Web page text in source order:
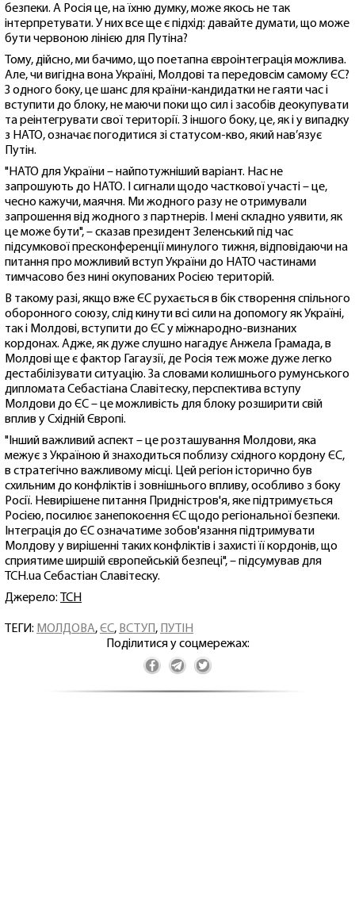
безпеки. А Росія це, на їхню думку, може якось не так
інтерпретувати. У них все ще є підхід: давайте думати, що може
бути червоною лінією для Путіна?
Тому, дійсно, ми бачимо, що поетапна євроінтеграція можлива.
Але, чи вигідна вона Україні, Молдові та передовсім самому ЄС?
З одного боку, це шанс для країни-кандидатки не гаяти час і
вступити до блоку, не маючи поки що сил і засобів деокупувати
та реінтегрувати свої території. З іншого боку, це, як і у випадку
з НАТО, означає погодитися зі статусом-кво, який нав’язує
Путін.
"НАТО для України – найпотужніший варіант. Нас не
запрошують до НАТО. І сигнали щодо часткової участі – це,
чесно кажучи, маячня. Ми жодного разу не отримували
запрошення від жодного з партнерів. І мені складно уявити, як
це може бути", – сказав президент Зеленський під час
підсумкової пресконференції минулого тижня, відповідаючи на
питання про можливий вступ України до НАТО частинами
тимчасово без нині окупованих Росією територій.
В такому разі, якщо вже ЄС рухається в бік створення спільного
оборонного союзу, слід кинути всі сили на допомогу як Україні,
так і Молдові, вступити до ЄС у міжнародно-визнаних
кордонах. Адже, як дуже слушно нагадує Анжела Грамада, в
Молдові ще є фактор Гагаузії, де Росія теж може дуже легко
дестабілізувати ситуацію. За словами колишнього румунського
дипломата Себастіана Славітеску, перспектива вступу
Молдови до ЄС – це можливість для блоку розширити свій
вплив у Східній Європі.
"Інший важливий аспект – це розташування Молдови, яка
межує з Україною й знаходиться поблизу східного кордону ЄС,
в стратегічно важливому місці. Цей регіон історично був
схильним до конфліктів і зовнішнього впливу, особливо з боку
Росії. Невирішене питання Придністров'я, яке підтримується
Росією, посилює занепокоєння ЄС щодо регіональної безпеки.
Інтеграція до ЄС означатиме зобов'язання підтримувати
Молдову у вирішенні таких конфліктів і захисті її кордонів, що
сприятиме ширшій європейській безпеці", – підсумував для
ТСН.ua Себастіан Славітеску.
Джерело:
ТСН
ТЕГИ: МОЛДОВА,ЄС, ВСТУП ,
ПУТІН
Поділитися у соцмережах: